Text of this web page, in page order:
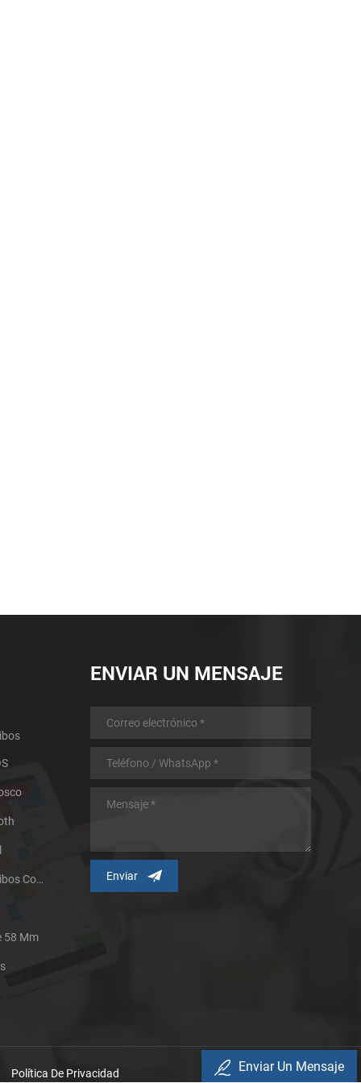
Impresora Térmica De Recibos Con Micropanel.
58 Mm
ENVIAR UN MENSAJE
Política De Privacidad Enviar Un Mensaje